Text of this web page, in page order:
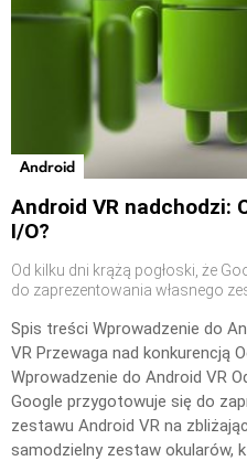
Android
Android VR nadchodzi:
I/O?
Od kilku dni krążą pogłoski, że
do zaprezentowania własnego
Spis treści Wprowadzenie do
VR Przewaga nad konkurencją
Wprowadzenie do Android VR
Google przygotowuje się do
zestawu Android VR na
samodzielny zestaw okularów,